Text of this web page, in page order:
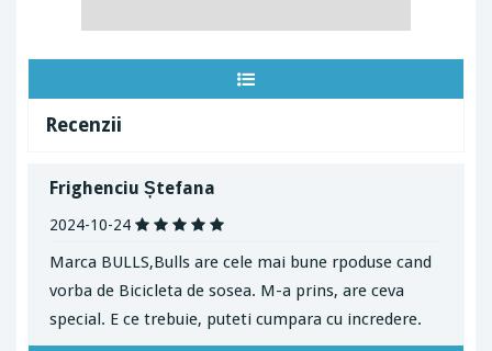
Recenzii
Frighenciu Ștefana
2024-10-24
Marca BULLS,Bulls are cele mai bune rpoduse cand
vorba de Bicicleta de sosea. M-a prins, are ceva
special. E ce trebuie, puteti cumpara cu incredere.